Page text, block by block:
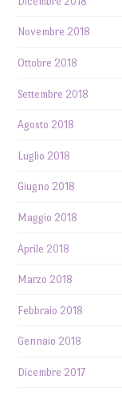
Novembre 2018
Ottobre 2018
Settembre 2018
Agosto 2018
Luglio 2018
Giugno 2018
Maggio 2018
Aprile 2018
Marzo 2018
Febbraio 2018
Gennaio 2018
Dicembre 2017